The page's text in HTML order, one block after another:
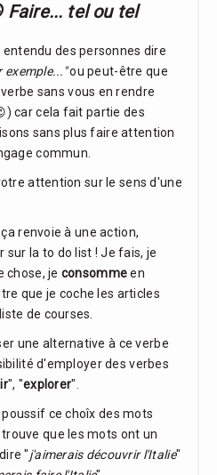
Faire... tel ou tel
des personnes dire
exemple..."ou peut-être que
sans vous en rendre
car cela fait partie des
sans plus faire attention
commun.
attention sur le sens d'une
renvoie à une action,
sur la to do list ! Je fais, je
chose, je consommeen
que je coche les articles
de courses.
une alternative à ce verbe
d'employer des verbes
", "explorer".
ce choîx des mots
que les mots ont un
"j'aimerais découvrir l'Italie"